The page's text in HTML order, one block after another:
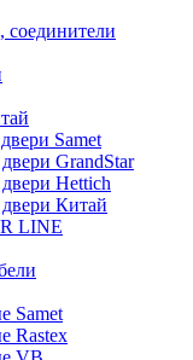
Samet
GrandStar
Hettich
Китай
LINE
Samet
Rastex